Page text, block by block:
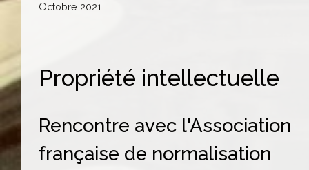
Octobre 2021
Propriété intellectuelle
Rencontre avec l'Association
française de normalisation